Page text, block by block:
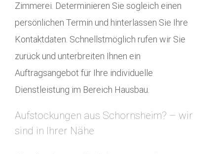
Zimmerei. Determinieren Sie sogleich einen
persönlichen Termin und hinterlassen Sie Ihre
Kontaktdaten. Schnellstmöglich rufen wir Sie
zurück und unterbreiten Ihnen ein
Auftragsangebot für Ihre individuelle
Dienstleistung im Bereich Hausbau.
Aufstockungen aus Schornsheim? – wir
sind in Ihrer Nähe